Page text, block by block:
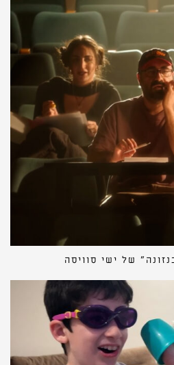
של ישי סוויסה